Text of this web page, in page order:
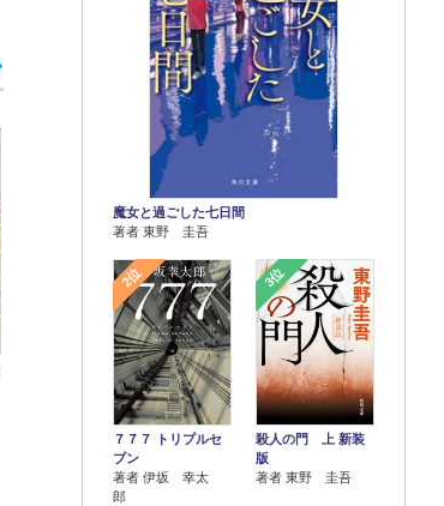
魔女と過ごした七日間
著者 東野 圭吾
2位
７７７ トリプルセ
ブン
著者 伊坂 幸太
郎
3位
殺人の門 上 新装
版
著者 東野 圭吾